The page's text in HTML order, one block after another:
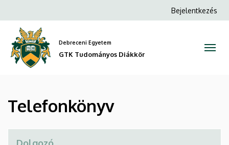
GTK
Tudományos
Diákkör
a
tartalomra
Anonim
Bejelentkezés
Debreceni Egyetem
GTK Tudományos Diákkör
Telefonkönyv